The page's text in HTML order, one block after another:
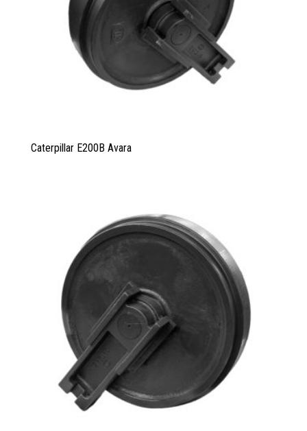
Caterpillar E200B Avara